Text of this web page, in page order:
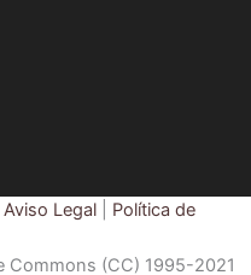
Aviso Legal
Política de
Commons (CC) 1995-2021